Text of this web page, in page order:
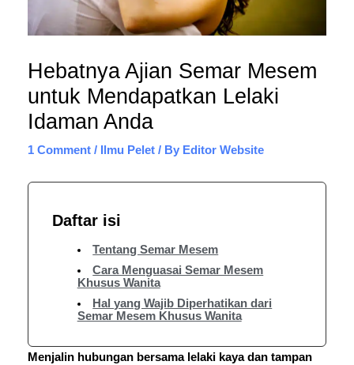
Hebatnya Ajian Semar Mesem
untuk Mendapatkan Lelaki
Idaman Anda
1 Comment / Ilmu Pelet/ By Editor Website
Daftar isi
Tentang Semar Mesem
Cara Menguasai Semar Mesem
Khusus Wanita
Hal yang Wajib Diperhatikan dari
Semar Mesem Khusus Wanita
Menjalin hubungan bersama lelaki kaya dan tampan